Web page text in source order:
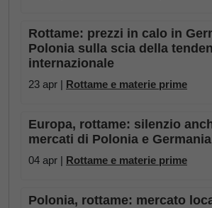
Rottame: prezzi in calo in
Polonia sulla scia della
internazionale
23 apr | Rottame e materie prime
Europa, rottame: silenzio
mercati di Polonia e Germania
04 apr | Rottame e materie prime
Polonia, rottame: mercato